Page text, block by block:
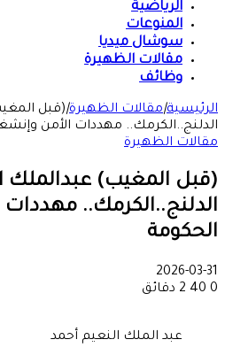
الرياضية
المنوعات
سوشال ميديا
مقالات الظهيرة
وظائف
الرئيسية|مقالات الظهيرة|(قبل
الدلنج..الكرمك.. مهددات الأمن
مقالات الظهيرة
(قبل المغيب) عبدالملك
الدلنج..الكرمك..
الحكومة
2026-03-31
0
2 دقائق
عبد الملك النعيم أحمد